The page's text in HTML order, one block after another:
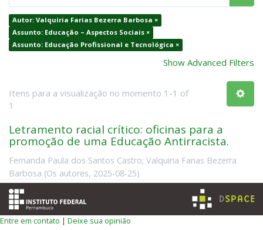
Autor: Valquiria Farias Bezerra Barbosa ×
Assunto: Educação – Aspectos Sociais ×
Assunto: Educação Profissional e Tecnológica ×
Show Advanced Filters
Itens para a visualização no momento 1-1 of
1
Letramento racial crítico: oficinas para a
promoção de uma Educação Antirracista.
Fernanda Paula dos Santos Castro; Valquiria Farias Bezerra
Barbosa (Os autores, 2025-08-25)
Entre em contato | Deixe sua opinião